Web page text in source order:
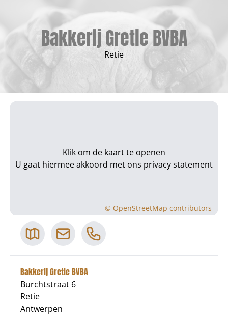
Bakkerij Gretie BVBA
Retie
Klik om de kaart te openen
U gaat hiermee akkoord met ons privacy statement
© OpenStreetMap contributors
Bakkerij Gretie BVBA
Burchtstraat 6
Retie
Antwerpen